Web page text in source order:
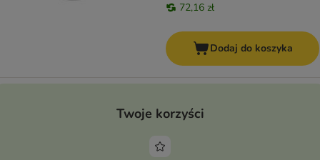
72,16 zł
Dodaj do koszyka
Twoje korzyści